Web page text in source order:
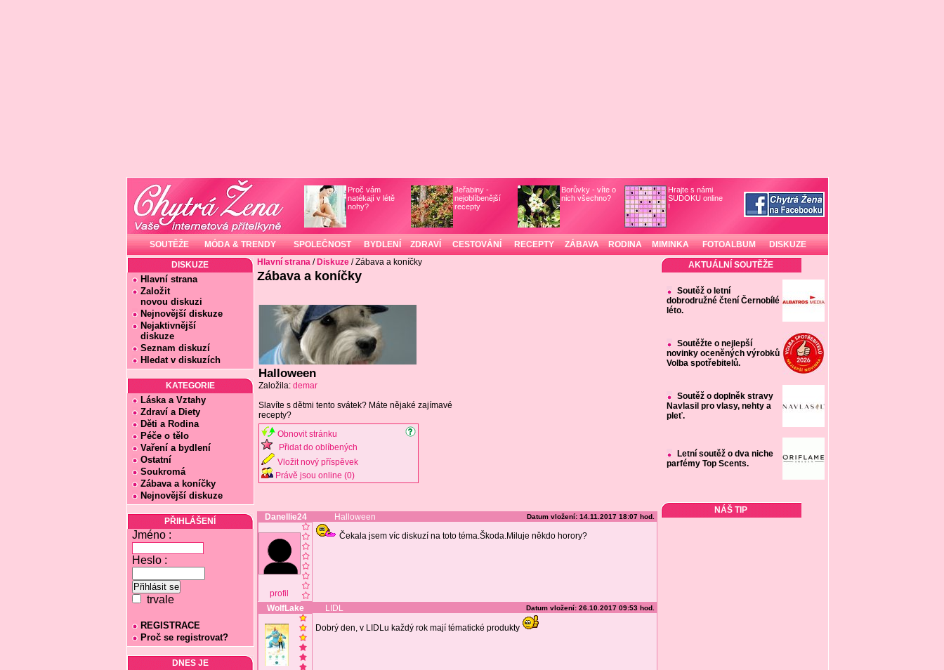
Proč vám
natékají v létě
nohy?
Jeřabiny -
nejoblíbenější
recepty
Borůvky - víte o
nich všechno?
Hrajte s námi
SUDOKU online
!
SOUTĚŽE MÓDA & TRENDY SPOLEČNOST BYDLENÍ ZDRAVÍ CESTOVÁNÍ RECEPTY ZÁBAVA RODINA MIMINKA FOTOALBUM DISKUZE
DISKUZE
Hlavní strana
Založit
novou diskuzi
Nejnovější diskuze
Nejaktivnější
diskuze
Seznam diskuzí
Hledat v diskuzích
KATEGORIE
Láska a Vztahy
Zdraví a Diety
Děti a Rodina
Péče o tělo
Vaření a bydlení
Ostatní
Soukromá
Zábava a koníčky
Nejnovější diskuze
PŘIHLÁŠENÍ
Jméno :
Heslo :
trvale
REGISTRACE
Proč se registrovat?
DNES JE
Hlavní strana/ Diskuze/ Zábava a koníčky
Zábava a koníčky
Halloween
Založila: demar
Slavíte s dětmi tento svátek? Máte nějaké zajímavé
recepty?
Obnovit stránku
Přidat do oblíbených
Vložit nový příspěvek
Právě jsou online (0)
Danellie24 Halloween Datum vložení: 14.11.2017 18:07 hod.
profil
Čekala jsem víc diskuzí na toto téma.Škoda.Miluje někdo horory?
WolfLake LIDL Datum vložení: 26.10.2017 09:53 hod.
Dobrý den, v LIDLu každý rok mají tématické produkty
AKTUÁLNÍ SOUTĚŽE
Soutěž o letní
dobrodružné čtení Černobílé
léto.
Soutěžte o nejlepší
novinky oceněných výrobků
Volba spotřebitelů.
Soutěž o doplněk stravy
Navlasil pro vlasy, nehty a
pleť.
Letní soutěž o dva niche
parfémy Top Scents.
NÁŠ TIP